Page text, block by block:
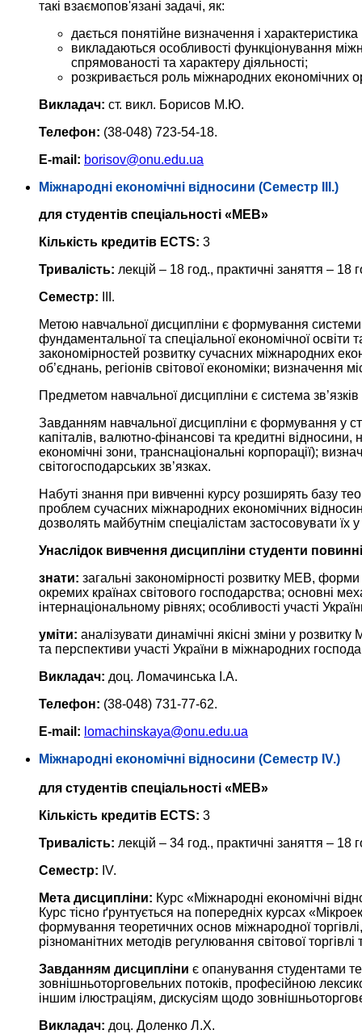
такі взаємопов'язані задачі, як:
дається понятійне визначення і
викладаються особливості функціонування
спрямованості та характеру діяльності;
розкривається роль міжнародних економічних
Викладач: ст. викл. Борисов М.Ю.
Телефон: (38-048) 723-54-18.
E-mail: borisov@onu.edu.ua
Міжнародні економічні відносини (Семестр III.)
для студентів спеціальності «МЕВ»
Кількість кредитів ECTS: 3
Тривалість: лекцій – 18 год., практичні заняття – 18
Семестр: IІІ.
Метою навчальної дисципліни є формування
фундаментальної та спеціальної економічної освіти
закономірностей розвитку сучасних міжнародних
об’єднань, регіонів світової економіки; визначення
Предметом навчальної дисципліни є система
Завданням навчальної дисципліни є формування у
капіталів, валютно-фінансові та кредитні
економічні зони, транснаціональні корпорації);
світогосподарських зв’язках.
Набуті знання при вивченні курсу розширять базу
проблем сучасних міжнародних економічних
дозволять майбутнім спеціалістам застосовувати їх
Унаслідок вивчення дисципліни студенти
знати: загальні закономірності розвитку МЕВ, форми
окремих країнах світового господарства; основні
інтернаціональному рівнях; особливості участі
уміти: аналізувати динамічні якісні зміни у
та перспективи участі України в міжнародних
Викладач: доц. Ломачинська І.А.
Телефон: (38-048) 731-77-62.
E-mail: lomachinskaya@onu.edu.ua
Міжнародні економічні відносини (Семестр IV.)
для студентів спеціальності «МЕВ»
Кількість кредитів ECTS: 3
Тривалість: лекцій – 34 год., практичні заняття – 18
Семестр: IV.
Мета дисципліни: Курс «Міжнародні економічні
Курс тісно ґрунтується на попередніх курсах
формування теоретичних основ міжнародної
різноманітних методів регулювання світової
Завданням дисципліни є опанування студентами
зовнішньоторговельних потоків, професійною
іншим ілюстраціям, дискусіям щодо
Викладач: доц. Доленко Л.Х.